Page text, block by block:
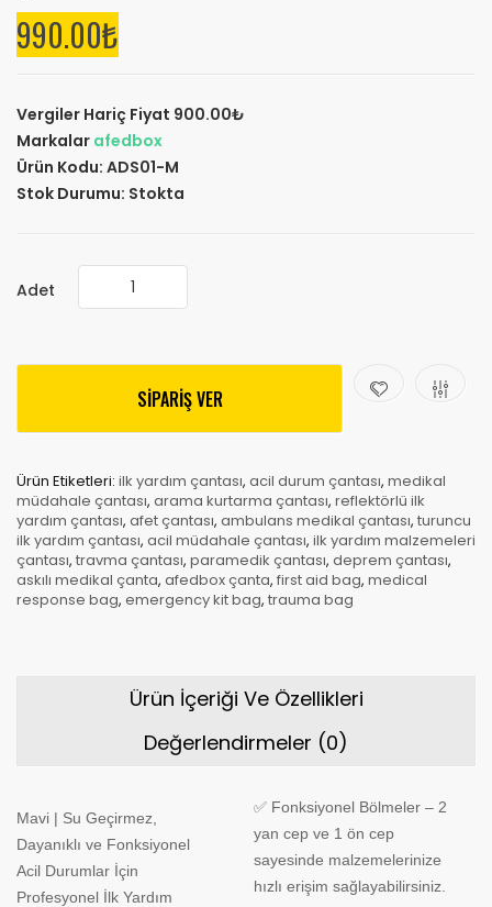
990.00₺
Vergiler Hariç Fiyat 900.00₺
Markalar afedbox
Ürün Kodu: ADS01-M
Stok Durumu: Stokta
Adet
SİPARİŞ VER
Ürün Etiketleri: ilk yardım çantası, acil durum çantası, medikal
müdahale çantası, arama kurtarma çantası, reflektörlü ilk
yardım çantası, afet çantası, ambulans medikal çantası, turuncu
ilk yardım çantası, acil müdahale çantası, ilk yardım malzemeleri
çantası, travma çantası, paramedik çantası, deprem çantası,
askılı medikal çanta, afedbox çanta, first aid bag, medical
response bag, emergency kit bag, trauma bag
Ürün İçeriği Ve Özellikleri
Değerlendirmeler (0)
Mavi | Su Geçirmez,
Dayanıklı ve Fonksiyonel
Acil Durumlar İçin
Profesyonel İlk Yardım
✅ Fonksiyonel Bölmeler – 2
yan cep ve 1 ön cep
sayesinde malzemelerinize
hızlı erişim sağlayabilirsiniz.